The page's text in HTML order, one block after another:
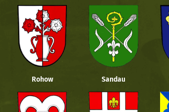
Rohow Sandau